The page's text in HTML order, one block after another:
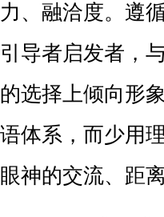
力、融洽度。遵
引导者启发者，
的选择上倾向形
语体系，而少用
眼神的交流、距